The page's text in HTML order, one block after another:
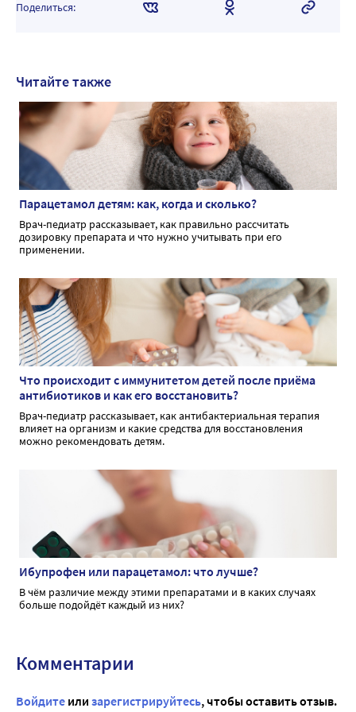
Поделиться:
Читайте также
Парацетамол детям: как, когда и сколько?
Врач-педиатр рассказывает, как правильно рассчитать
дозировку препарата и что нужно учитывать при его
применении.
Что происходит с иммунитетом детей после приёма
антибиотиков и как его восстановить?
Врач-педиатр рассказывает, как антибактериальная терапия
влияет на организм и какие средства для восстановления
можно рекомендовать детям.
Ибупрофен или парацетамол: что лучше?
В чём различие между этими препаратами и в каких случаях
больше подойдёт каждый из них?
Комментарии
Войдите или зарегистрируйтесь, чтобы оставить отзыв.